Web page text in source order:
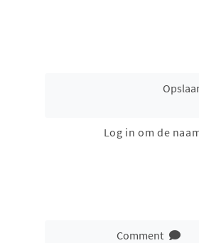
Log in om de
Comment